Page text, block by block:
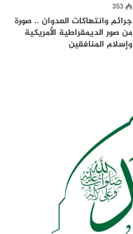
353
جرائم وانتهاكات العدوان .. صورة
من صور الديمقراطية الأمريكية
وإسلام المنافقين